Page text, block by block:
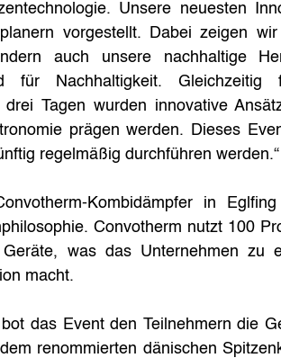
Unsere neuesten
vorgestellt. Dabei zeigen
auch unsere nachhaltige
für Nachhaltigkeit.
Tagen wurden innovative
prägen werden. Dieses
regelmäßig durchführen werden.“
Kombidämpfer in
Convotherm nutzt 100
was das Unternehmen zu
macht.
das Event den Teilnehmern die
renommierten dänischen